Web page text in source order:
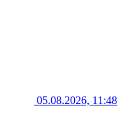
05.08.2026, 11:48